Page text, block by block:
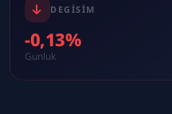
DEGISIM
-0,13%
Gunluk